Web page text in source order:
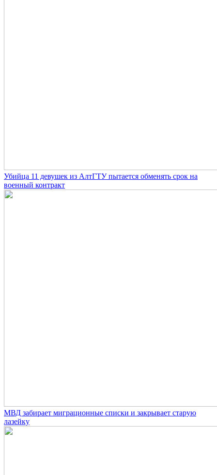
Убийца 11 девушек из АлтГТУ пытается обменять срок на
военный контракт
МВД забирает миграционные списки и закрывает старую
лазейку